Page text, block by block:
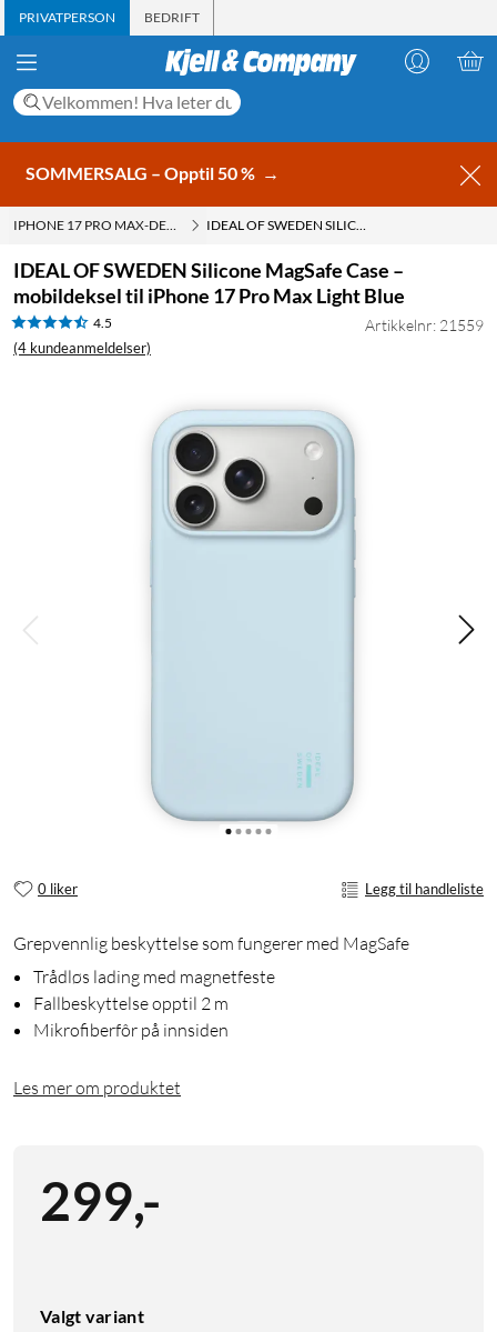
PRIVATPERSON BEDRIFT
SOMMERSALG – Opptil 50 % →
IPHONE 17 PRO MAX-DEKSLER IDEAL OF SWEDEN SILICONE MAGSAFE CASE – MOBILDEKSEL TIL IPHONE 17 PRO MAX LIGHT BLUE
IDEAL OF SWEDEN Silicone MagSafe Case –
mobildeksel til iPhone 17 Pro Max Light Blue
4.5
(4 kundeanmeldelser)
Artikkelnr: 21559
0 liker Legg til handleliste
Grepvennlig beskyttelse som fungerer med MagSafe
Trådløs lading med magnetfeste
Fallbeskyttelse opptil 2 m
Mikrofiberfôr på innsiden
Les mer om produktet
299,-
Valgt variant